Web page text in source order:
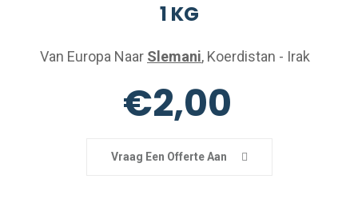
1 KG
Van Europa Naar Slemani, Koerdistan - Irak
€2,00
Vraag Een Offerte Aan